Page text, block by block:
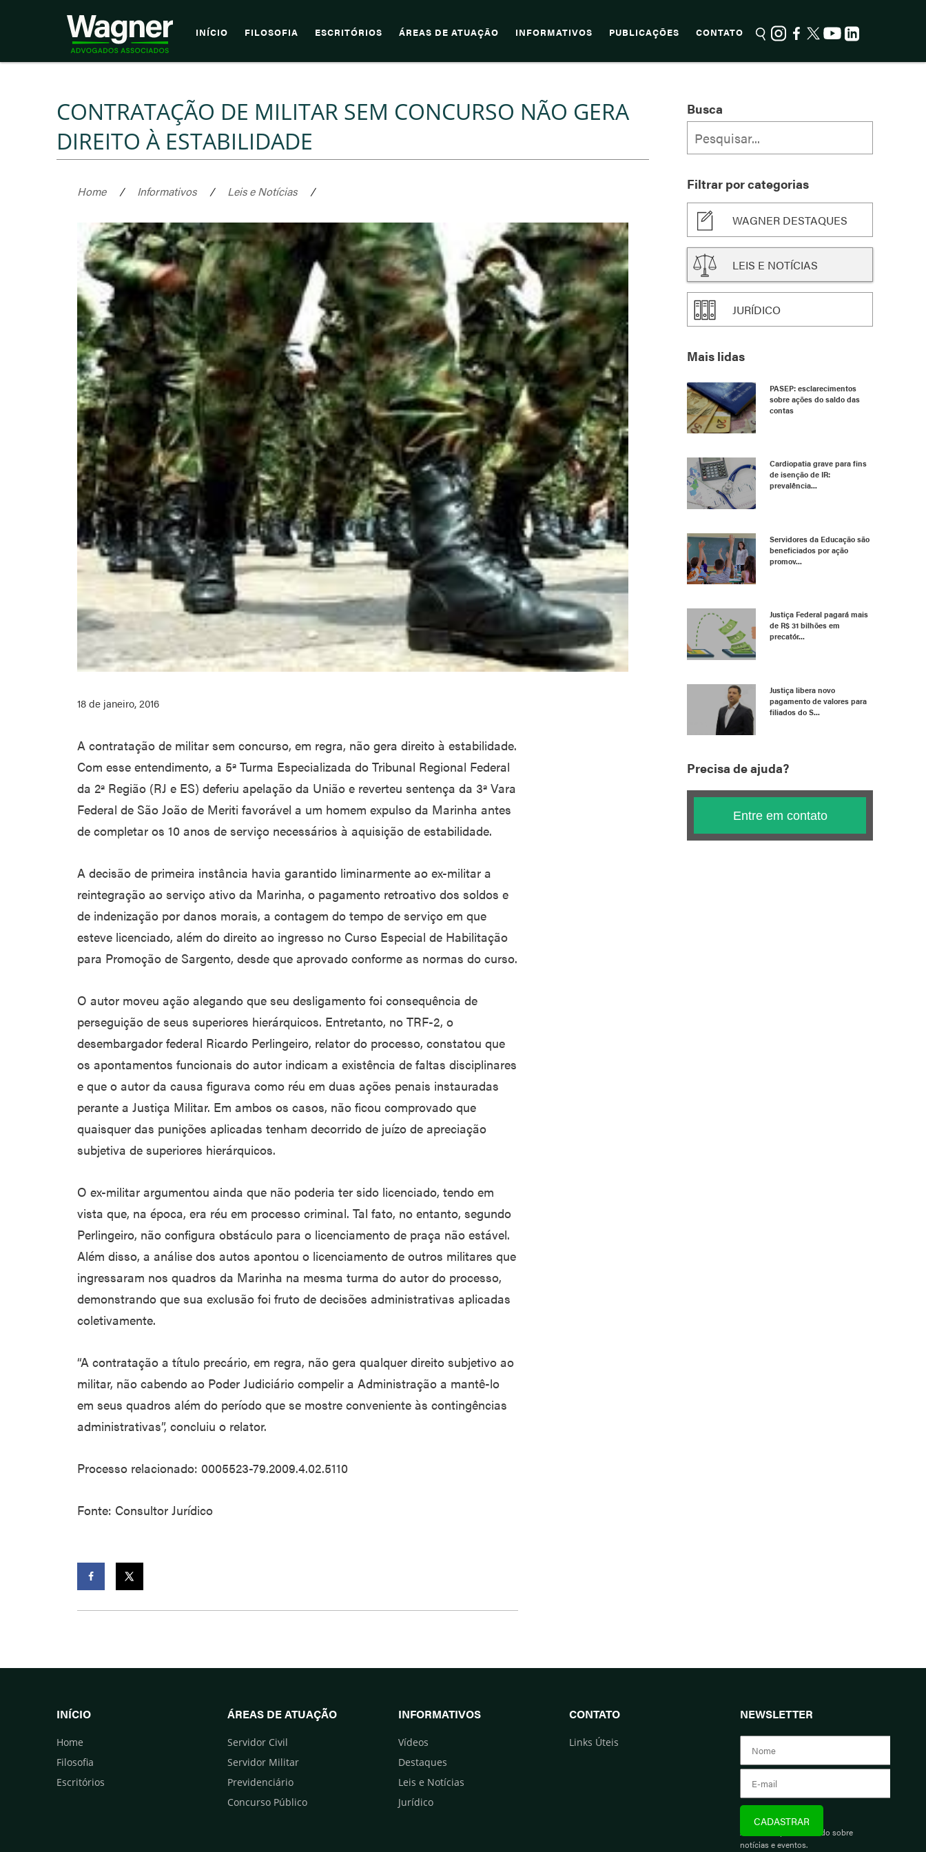
INÍCIO FILOSOFIA ESCRITÓRIOS ÁREAS DE ATUAÇÃO INFORMATIVOS PUBLICAÇÕES CONTATO
CONTRATAÇÃO DE MILITAR SEM CONCURSO NÃO GERA
DIREITO À ESTABILIDADE
Home / Informativos / Leis e Notícias /
18 de janeiro, 2016
A contratação de militar sem concurso, em regra, não gera direito à estabilidade.
Com esse entendimento, a 5ª Turma Especializada do Tribunal Regional Federal
da 2ª Região (RJ e ES) deferiu apelação da União e reverteu sentença da 3ª Vara
Federal de São João de Meriti favorável a um homem expulso da Marinha antes
de completar os 10 anos de serviço necessários à aquisição de estabilidade.
A decisão de primeira instância havia garantido liminarmente ao ex-militar a
reintegração ao serviço ativo da Marinha, o pagamento retroativo dos soldos e
de indenização por danos morais, a contagem do tempo de serviço em que
esteve licenciado, além do direito ao ingresso no Curso Especial de Habilitação
para Promoção de Sargento, desde que aprovado conforme as normas do curso.
O autor moveu ação alegando que seu desligamento foi consequência de
perseguição de seus superiores hierárquicos. Entretanto, no TRF-2, o
desembargador federal Ricardo Perlingeiro, relator do processo, constatou que
os apontamentos funcionais do autor indicam a existência de faltas disciplinares
e que o autor da causa figurava como réu em duas ações penais instauradas
perante a Justiça Militar. Em ambos os casos, não ficou comprovado que
quaisquer das punições aplicadas tenham decorrido de juízo de apreciação
subjetiva de superiores hierárquicos.
O ex-militar argumentou ainda que não poderia ter sido licenciado, tendo em
vista que, na época, era réu em processo criminal. Tal fato, no entanto, segundo
Perlingeiro, não configura obstáculo para o licenciamento de praça não estável.
Além disso, a análise dos autos apontou o licenciamento de outros militares que
ingressaram nos quadros da Marinha na mesma turma do autor do processo,
demonstrando que sua exclusão foi fruto de decisões administrativas aplicadas
coletivamente.
“A contratação a título precário, em regra, não gera qualquer direito subjetivo ao
militar, não cabendo ao Poder Judiciário compelir a Administração a mantê-lo
em seus quadros além do período que se mostre conveniente às contingências
administrativas”, concluiu o relator.
Processo relacionado: 0005523-79.2009.4.02.5110
Fonte: Consultor Jurídico
Busca
Filtrar por categorias
WAGNER DESTAQUES
LEIS E NOTÍCIAS
JURÍDICO
Mais lidas
PASEP: esclarecimentos
sobre ações do saldo das
contas
Cardiopatia grave para fins
de isenção de IR:
prevalência...
Servidores da Educação são
beneficiados por ação
promov...
Justiça Federal pagará mais
de R$ 31 bilhões em
precatór...
Justiça libera novo
pagamento de valores para
filiados do S...
Precisa de ajuda?
Entre em contato
INÍCIO
Home
Filosofia
Escritórios
ÁREAS DE ATUAÇÃO
Servidor Civil
Servidor Militar
Previdenciário
Concurso Público
INFORMATIVOS
Vídeos
Destaques
Leis e Notícias
Jurídico
CONTATO
Links Úteis
NEWSLETTER
Assine e fique informado sobre
notícias e eventos.